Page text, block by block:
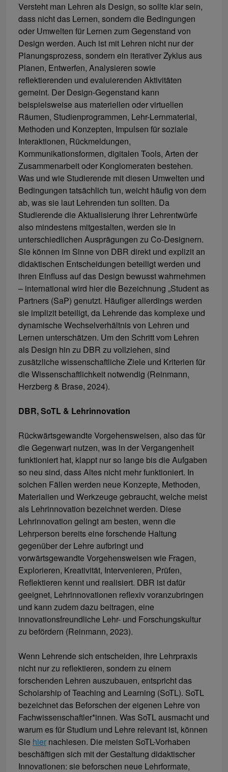
Versteht man Lehren als Design, so sollte klar sein,
dass nicht das Lernen, sondern die Bedingungen
oder Umwelten für Lernen zum Gegenstand von
Design werden. Auch ist mit Lehren nicht nur der
Planungsprozess, sondern ein iterativer Zyklus aus
Planen, Entwerfen, Analysieren sowie
reflektierenden und evaluierenden Aktivitäten
gemeint. Der Design-Gegenstand kann
beispielsweise aus materiellen oder virtuellen
Räumen, Studienprogrammen, Lehr-Lernmaterial,
Methoden und Konzepten, Impulsen für soziale
Interaktionen, Rückmeldungen,
Kommunikationsformen, digitalen Tools, Arten der
Zusammenarbeit oder Konglomeraten bestehen.
Was und wie Studierende mit diesen Umwelten und
Bedingungen tatsächlich tun, weicht häufig von dem
ab, was sie laut Lehrenden tun sollten. Da
Studierende die Aktualisierung ihrer Lehrentwürfe
also mindestens mitgestalten, werden sie in
unterschiedlichen Ausprägungen zu Co-Designern.
Sie können im Sinne von DBR direkt und explizit an
didaktischen Entscheidungen beteiligt werden und
ihren Einfluss auf das Design bewusst wahrnehmen
– international wird hier die Bezeichnung „Student as
Partners (SaP) genutzt. Häufiger allerdings werden
sie implizit beteiligt, da Lehrende das komplexe und
dynamische Wechselverhältnis von Lehren und
Lernen unterschätzen. Um den Schritt vom Lehren
als Design hin zu DBR zu vollziehen, sind
zusätzliche wissenschaftliche Ziele und Kriterien für
die Wissenschaftlichkeit notwendig (Reinmann,
Herzberg & Brase, 2024).
DBR, SoTL & Lehrinnovation
Rückwärtsgewandte Vorgehensweisen, also das für
die Gegenwart nutzen, was in der Vergangenheit
funktioniert hat, klappt nur so lange bis die Aufgaben
so neu sind, dass Altes nicht mehr funktioniert. In
solchen Fällen werden neue Konzepte, Methoden,
Materialien und Werkzeuge gebraucht, welche meist
als Lehrinnovation bezeichnet werden. Diese
Lehrinnovation gelingt am besten, wenn die
Lehrperson bereits eine forschende Haltung
gegenüber der Lehre aufbringt und
vorwärtsgewandte Vorgehensweisen wie Fragen,
Explorieren, Kreativität, Intervenieren, Prüfen,
Reflektieren kennt und realisiert. DBR ist dafür
geeignet, Lehrinnovationen reflexiv voranzubringen
und kann zudem dazu beitragen, eine
innovationsfreundliche Lehr- und Forschungskultur
zu befördern (Reinmann, 2023).
Wenn Lehrende sich entscheiden, ihre Lehrpraxis
nicht nur zu reflektieren, sondern zu einem
forschenden Lehren auszubauen, entspricht das
Scholarship of Teaching and Learning (SoTL). SoTL
bezeichnet das Beforschen der eigenen Lehre von
Fachwissenschaftler*innen. Was SoTL ausmacht und
warum es für Studium und Lehre relevant ist, können
Sie hier nachlesen. Die meisten SoTL-Vorhaben
beschäftigen sich mit der Gestaltung didaktischer
Innovationen: sie beforschen neue Lehrformate,